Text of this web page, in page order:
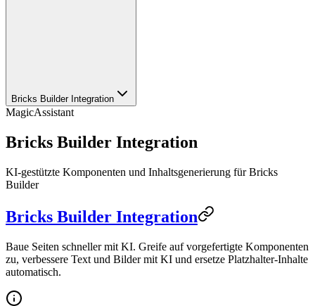
Bricks Builder Integration
MagicAssistant
Bricks Builder Integration
KI-gestützte Komponenten und Inhaltsgenerierung für Bricks
Builder
Bricks Builder Integration
Baue Seiten schneller mit KI. Greife auf vorgefertigte Komponenten
zu, verbessere Text und Bilder mit KI und ersetze Platzhalter-Inhalte
automatisch.